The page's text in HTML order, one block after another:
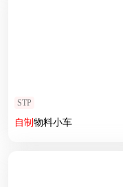
STP
自制物料小车